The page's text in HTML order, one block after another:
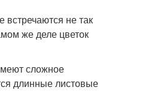
не так
же деле цветок
сложное
длинные листовые